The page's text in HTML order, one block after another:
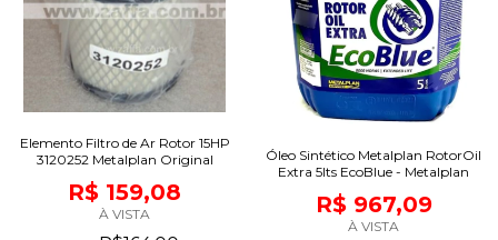
Elemento Filtro de Ar Rotor 15HP
3120252 Metalplan Original
R$ 159,08
À VISTA
Óleo Sintético Metalplan RotorOil
Extra 5lts EcoBlue - Metalplan
R$ 967,09
À VISTA